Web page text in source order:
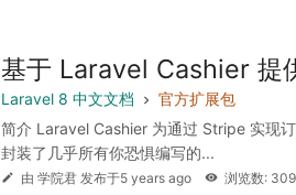
基于 Laravel Cashier 提
Laravel 8 中文文档
官方扩展包
简介 Laravel Cashier 为通过 Stripe 实现
封装了几乎所有你恐惧编写的...
由 学院君 发布于5 years ago 浏览数: